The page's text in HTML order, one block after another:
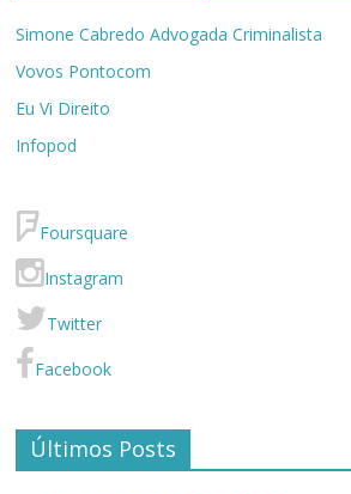
Simone Cabredo Advogada Criminalista
Vovos Pontocom
Eu Vi Direito
Infopod
Foursquare
Instagram
Twitter
Facebook
Últimos Posts